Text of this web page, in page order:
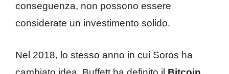
conseguenza, non possono essere
considerate un investimento solido.
Nel 2018, lo stesso anno in cui Soros ha